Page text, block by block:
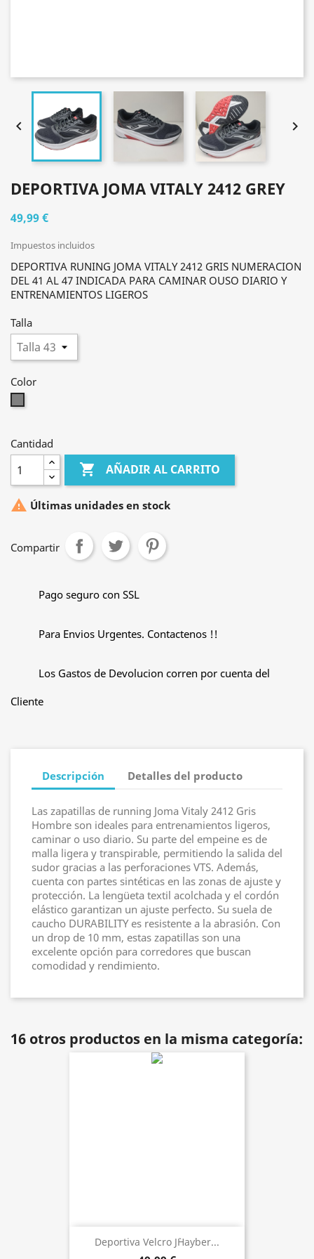
 
DEPORTIVA JOMA VITALY 2412 GREY
49,99 €
Impuestos incluidos
DEPORTIVA RUNING JOMA VITALY 2412 GRIS NUMERACION
DEL 41 AL 47 INDICADA PARA CAMINAR OUSO DIARIO Y
ENTRENAMIENTOS LIGEROS
Talla
Color
Cantidad
 AÑADIR AL CARRITO
 Últimas unidades en stock
Compartir
Pago seguro con SSL
Para Envios Urgentes. Contactenos !!
Los Gastos de Devolucion corren por cuenta del
Cliente
Descripción Detalles del producto
Las zapatillas de running Joma Vitaly 2412 Gris
Hombre son ideales para entrenamientos ligeros,
caminar o uso diario. Su parte del empeine es de
malla ligera y transpirable, permitiendo la salida del
sudor gracias a las perforaciones VTS. Además,
cuenta con partes sintéticas en las zonas de ajuste y
protección. La lengüeta textil acolchada y el cordón
elástico garantizan un ajuste perfecto. Su suela de
caucho DURABILITY es resistente a la abrasión. Con
un drop de 10 mm, estas zapatillas son una
excelente opción para corredores que buscan
comodidad y rendimiento.
16 otros productos en la misma categoría:
Deportiva Velcro J`Hayber...